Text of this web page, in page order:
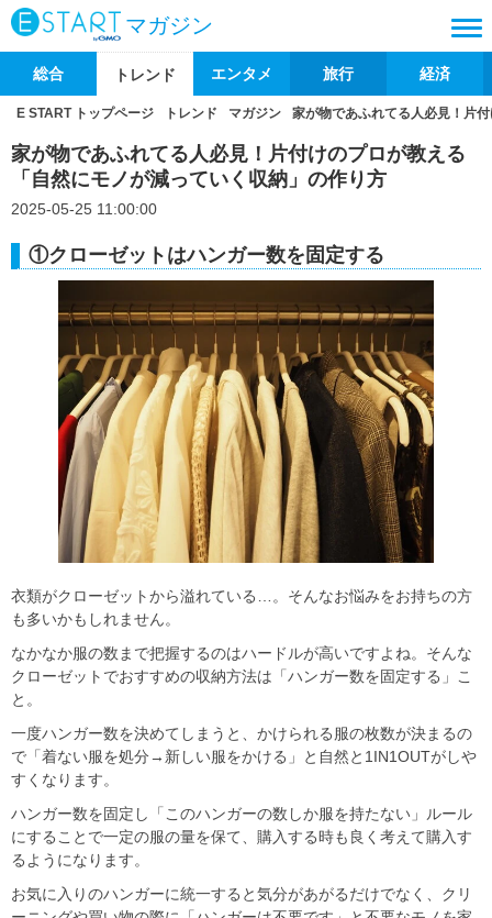
マガジン
総合 トレンド エンタメ 旅行 経済
E START トップページ トレンド マガジン 家が物であふれてる人必見！片
家が物であふれてる人必見！片付けのプロが教える
「自然にモノが減っていく収納」の作り方
2025-05-25 11:00:00
①クローゼットはハンガー数を固定する
衣類がクローゼットから溢れている…。そんなお悩みをお持ちの方
も多いかもしれません。
なかなか服の数まで把握するのはハードルが高いですよね。そんな
クローゼットでおすすめの収納方法は 「ハンガー数を固定する」
こ
と。
一度ハンガー数を決めてしまうと、かけられる服の枚数が決まるの
で「着ない服を処分→新しい服をかける」と自然と1IN1OUTがしや
すくなります。
ハンガー数を固定し
「このハンガーの数しか服を持たない」ルール
にすることで一定の服の量を保て、購入する時も良く考えて購入す
るようになります。
お気に入りのハンガーに統一すると気分があがるだけでなく、クリ